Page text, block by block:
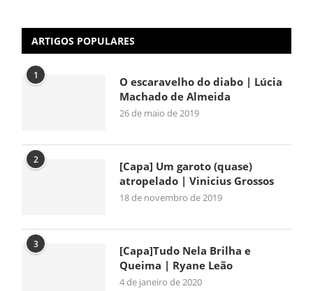
ARTIGOS POPULARES
1
O escaravelho do diabo | Lúcia
Machado de Almeida
26 de maio de 2019
2
[Capa] Um garoto (quase)
atropelado | Vinicius Grossos
18 de novembro de 2019
3
[Capa]Tudo Nela Brilha e
Queima | Ryane Leão
4 de janeiro de 2020